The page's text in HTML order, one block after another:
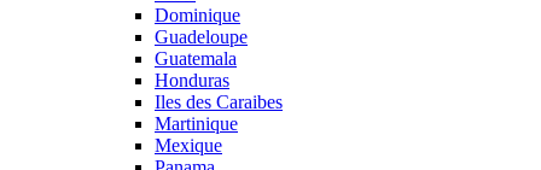
Dominique
Guadeloupe
Guatemala
Honduras
Iles des Caraibes
Martinique
Mexique